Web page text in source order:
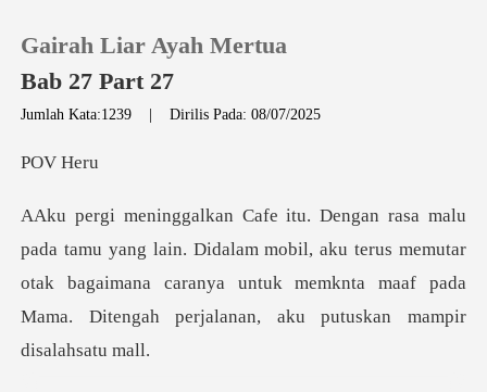
Pengisian Ulang
Riwayat Membaca
Keluar
Gairah Liar Ayah Mertua
Bab 27 Part 27
Jumlah Kata:1239 |Dirilis Pada: 08/07/2025
V
Didalam mobil, aku terus memutar
otak bagaimana caranya untuk memknta ma